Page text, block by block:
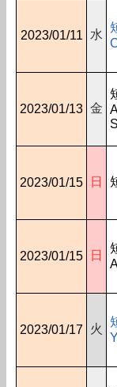
2023/01/11 水
2023/01/13 金
2023/01/15 日
2023/01/15 日
2023/01/17 火